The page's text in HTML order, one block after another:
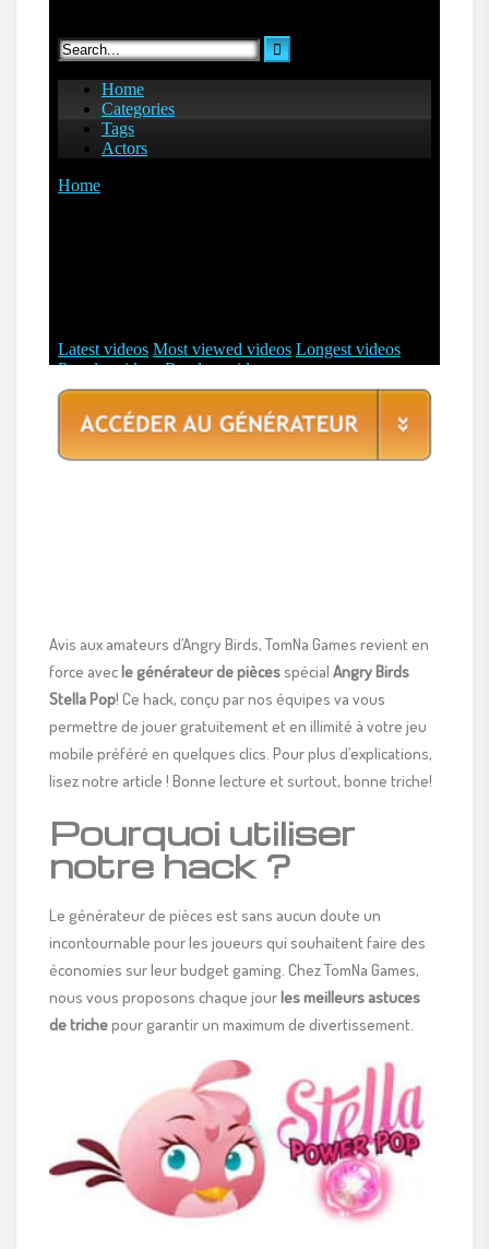
Avis aux amateurs d’Angry Birds, TomNa Games revient en
force avec le générateur de piècesspécial Angry Birds
Stella Pop! Ce hack, conçu par nos équipes va vous
permettre de jouer gratuitement et en illimité à votre jeu
mobile préféré en quelques clics. Pour plus d’explications,
lisez notre article ! Bonne lecture et surtout, bonne triche!
Pourquoi utiliser
notre hack ?
Le générateur de pièces est sans aucun doute un
incontournable pour les joueurs qui souhaitent faire des
économies sur leur budget gaming. Chez TomNa Games,
nous vous proposons chaque jour les meilleurs astuces
de trichepour garantir un maximum de divertissement.